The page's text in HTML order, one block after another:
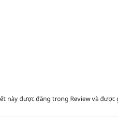
này được đăng trong Reviewvà được